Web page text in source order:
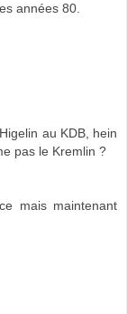
années 80.
au KDB, hein
pas le Kremlin ?
mais maintenant